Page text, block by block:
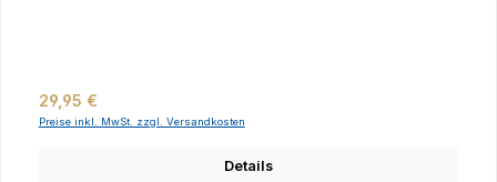
Regulärer Preis:
29,95 €
Preise inkl. MwSt. zzgl. Versandkosten
Details